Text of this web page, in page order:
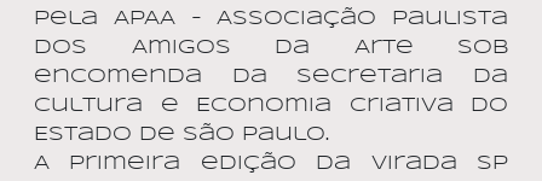
pela APAA – Associação Paulista
dos Amigos da Arte sob
encomenda da Secretaria da
Cultura e Economia Criativa do
Estado de São Paulo.
A primeira edição da Virada SP